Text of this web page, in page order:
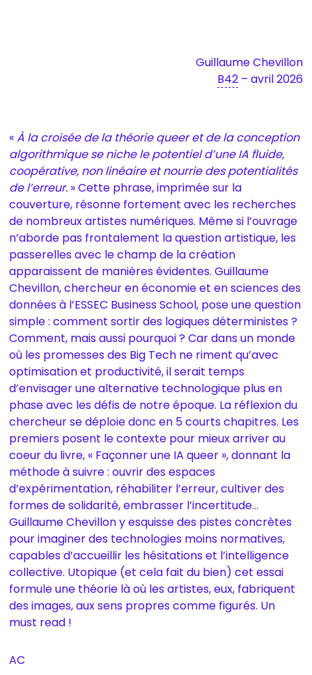
Guillaume Chevillon
B42 – avril 2026
«À la croisée de la théorie queer et de la conception
algorithmique se niche le potentiel d’une IA fluide,
coopérative, non linéaire et nourrie des potentialités
de l’erreur. » Cette phrase, imprimée sur la
couverture, résonne fortement avec les recherches
de nombreux artistes numériques. Même si l’ouvrage
n’aborde pas frontalement la question artistique, les
passerelles avec le champ de la création
apparaissent de manières évidentes. Guillaume
Chevillon, chercheur en économie et en sciences des
données à l’ESSEC Business School, pose une question
simple : comment sortir des logiques déterministes ?
Comment, mais aussi pourquoi ? Car dans un monde
où les promesses des Big Tech ne riment qu’avec
optimisation et productivité, il serait temps
d’envisager une alternative technologique plus en
phase avec les défis de notre époque. La réflexion du
chercheur se déploie donc en 5 courts chapitres. Les
premiers posent le contexte pour mieux arriver au
coeur du livre, « Façonner une IA queer », donnant la
méthode à suivre : ouvrir des espaces
d’expérimentation, réhabiliter l’erreur, cultiver des
formes de solidarité, embrasser l’incertitude…
Guillaume Chevillon y esquisse des pistes concrètes
pour imaginer des technologies moins normatives,
capables d’accueillir les hésitations et l’intelligence
collective. Utopique (et cela fait du bien) cet essai
formule une théorie là où les artistes, eux, fabriquent
des images, aux sens propres comme figurés. Un
must read !
AC